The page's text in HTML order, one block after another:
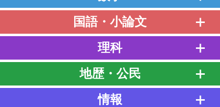
国語・小論文
理科
地歴・公民
情報